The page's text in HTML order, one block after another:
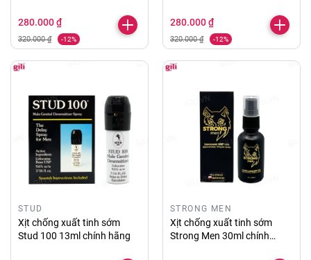
280.000 ₫
320.000 ₫ -12%
280.000 ₫
320.000 ₫ -12%
STUD
Xịt chống xuất tinh sớm
Stud 100 13ml chính hãng
STRONG MEN
Xịt chống xuất tinh sớm
Strong Men 30ml chính